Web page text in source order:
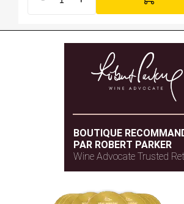
BOUTIQUE
PAR ROBERT PARKER
Wine Advocate Trusted